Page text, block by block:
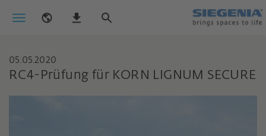
05.05.2020
RC4-Prüfung für KORN LIGNUM SECURE